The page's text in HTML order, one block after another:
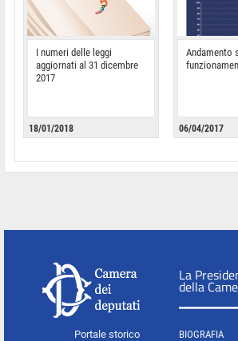
I numeri delle leggi
aggiornati al 31 dicembre
2017
18/01/2018
Andamento
06/04/2017
Portale storico
La
della
BIOGRAFIA